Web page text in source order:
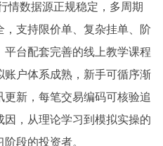
情数据源正规稳定，多周期
支持限价单、复杂挂单、阶
台配套完善的线上教学课程
户体系成熟，新手可循序渐
新，每笔交易编码可核验追
，从理论学习到模拟实操的
段的投资者。